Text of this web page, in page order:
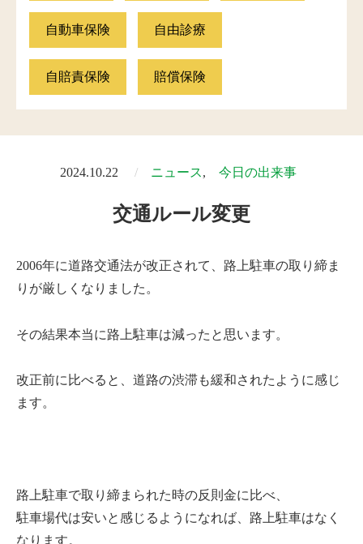
自動車保険 自由診療
自賠責保険 賠償保険
2024.10.22 ニュース 今日の出来事
交通ルール変更
2006年に道路交通法が改正されて、路上駐車の取り締ま
りが厳しくなりました。
その結果本当に路上駐車は減ったと思います。
改正前に比べると、道路の渋滞も緩和されたように感じ
ます。
路上駐車で取り締まられた時の反則金に比べ、
駐車場代は安いと感じるようになれば、路上駐車はなく
なります。